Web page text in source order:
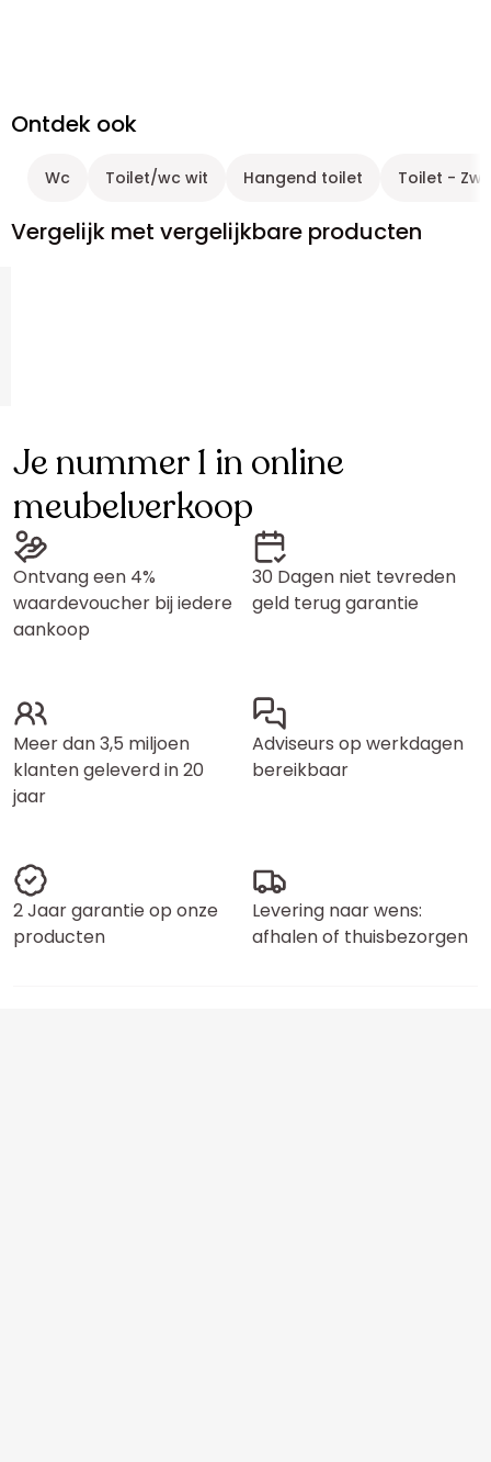
Ontdek ook
Wc Toilet/wc wit Hangend toilet Toilet -
Vergelijk met vergelijkbare producten
Je nummer 1 in online
meubelverkoop
Ontvang een 4%
waardevoucher bij iedere
aankoop
30 Dagen niet tevreden
geld terug garantie
Meer dan 3,5 miljoen
klanten geleverd in 20
jaar
Adviseurs op werkdagen
bereikbaar
2 Jaar garantie op onze
producten
Levering naar wens:
afhalen of thuisbezorgen